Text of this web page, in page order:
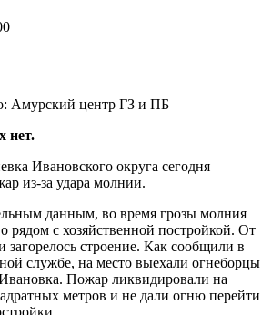
Амурский центр ГЗ и ПБ
нет.
Ивановского округа сегодня
из-за удара молнии.
данным, во время грозы молния
рядом с хозяйственной постройкой. От
загорелось строение. Как сообщили в
службе, на место выехали огнеборцы
Пожар ликвидировали на
метров и не дали огню перейти